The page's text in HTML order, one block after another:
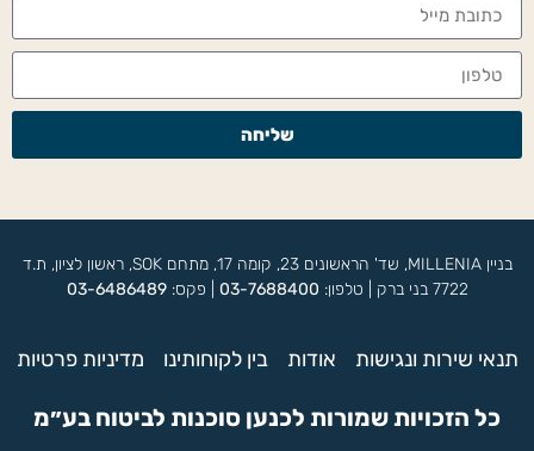
שליחה
בניין MILLENIA, שד' הראשונים 23, קומה 17, מתחם SOK, ראשון לציון, ת.ד
7722 בני ברק | טלפון:
03-7688400 | פקס:03-6486489
תנאי שירות ונגישות אודות בין לקוחותינו מדיניות פרטיות
כל הזכויות שמורות לכנען סוכנות לביטוח בע״מ